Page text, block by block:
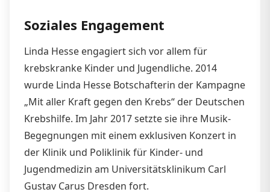
Soziales Engagement
Linda Hesse engagiert sich vor allem für
krebskranke Kinder und Jugendliche. 2014
wurde Linda Hesse Botschafterin der Kampagne
„Mit aller Kraft gegen den Krebs“ der Deutschen
Krebshilfe. Im Jahr 2017 setzte sie ihre Musik-
Begegnungen mit einem exklusiven Konzert in
der Klinik und Poliklinik für Kinder- und
Jugendmedizin am Universitätsklinikum Carl
Gustav Carus Dresden fort.